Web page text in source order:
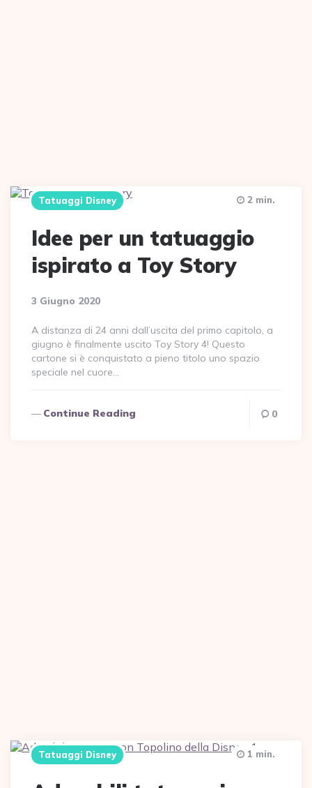
Tatuaggi Disney
Idee per un tatuaggio
ispirato a Toy Story
3 Giugno 2020
2 min.
A distanza di 24 anni dall’uscita del primo capitolo, a
giugno è finalmente uscito Toy Story 4! Questo
cartone si è conquistato a pieno titolo uno spazio
speciale nel cuore…
Continue Reading 0
Tatuaggi Disney 1 min.